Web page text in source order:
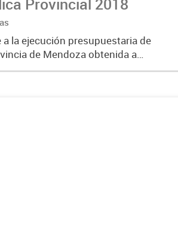
Provincial 2018
la ejecución presupuestaria de
de Mendoza obtenida a
misma corresponde al ejercicio